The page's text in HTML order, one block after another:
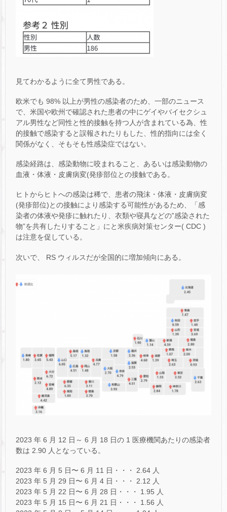
見てわかるように全て男性である。
欧米でも 98% 以上が男性の感染者のため、一部のニュース
で、米国や欧州で確認された患者の中にゲイやバイセクシュ
アル男性など同性と性的接触を持つ人が含まれている為、性
的接触で感染すると誤報されたりもした、性的指向には全く
関係がなく、そもそも性感染症ではない。
感染経路は、感染動物に咬まれること、あるいは感染動物の
血液・体液・皮膚病変(発疹部位との接触である。
ヒトからヒトへの感染は稀で、患者の飛沫・体液・皮膚病変
(発疹部位)との接触により感染する可能性があるため、「感
染者の体液や発疹に触れたり、衣類や寝具などの‟感染された
物”を共有したりすること」にと米疾病対策センター( CDC )
は注意を促している。
次いで、 RS ウィルスだが全国的に増加傾向にある。
2023 年 6 月 12 日～ 6 月 18 日の 1 医療機関あたりの感染者
数は 2.90 人となっている。
2023 年 6 月 5 日〜 6 月 11 日・・・ 2.64 人
2023 年 5 月 29 日〜 6 月 4 日・・・ 2.12 人
2023 年 5 月 22 日〜 6 月 28 日・・・ 1.95 人
2023 年 5 月 15 日〜 6 月 21 日・・・ 1.56 人